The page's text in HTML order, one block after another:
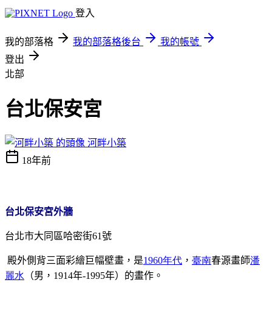
登入
我的部落格 我的部落格後台
我的帳號
登出
北部
台北保安宮
河畔小築
18年前
台北保安宮外牆
台北市大同區哈密街61號
殿外側背三面彩繪巨幅壁畫，是1960年代 ， 臺南春源畫師潘
麗水 （男， 1914年-1995年）的畫作。